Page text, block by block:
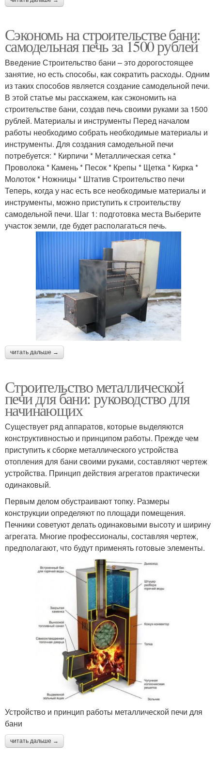
Сэкономь на строительстве бани:
самодельная печь за 1500 рублей
Введение Строительство бани – это дорогостоящее
занятие, но есть способы, как сократить расходы. Одним
из таких способов является создание самодельной печи.
В этой статье мы расскажем, как сэкономить на
строительстве бани, создав печь своими руками за 1500
рублей. Материалы и инструменты Перед началом
работы необходимо собрать необходимые материалы и
инструменты. Для создания самодельной печи
потребуется: * Кирпичи * Металлическая сетка *
Проволока * Камень * Песок * Крепы * Щетка * Кирка *
Молоток * Ножницы * Штатив Строительство печи
Теперь, когда у нас есть все необходимые материалы и
инструменты, можно приступить к строительству
самодельной печи. Шаг 1: подготовка места Выберите
участок земли, где будет располагаться печь.
читать дальше →
Строительство металлической
печи для бани: руководство для
начинающих
Существует ряд аппаратов, которые выделяются
конструктивностью и принципом работы. Прежде чем
приступить к сборке металлического устройства
отопления для бани своими руками, составляют чертеж
устройства. Принцип действия агрегатов практически
одинаковый.
Первым делом обустраивают топку. Размеры
конструкции определяют по площади помещения.
Печники советуют делать одинаковыми высоту и ширину
агрегата. Многие профессионалы, составляя чертеж,
предполагают, что будут применять готовые элементы.
Устройство и принцип работы металлической печи для
бани
читать дальше →